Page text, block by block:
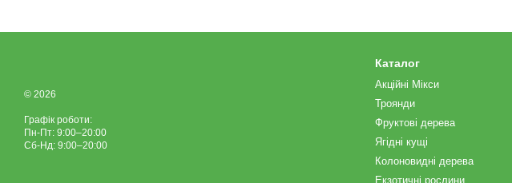
© 2026
Графік роботи:
Пн-Пт: 9:00–20:00
Сб-Нд: 9:00–20:00
Каталог
Акційні Мікси
Троянди
Фруктові дерева
Ягідні кущі
Колоновидні дерева
Екзотичні рослини